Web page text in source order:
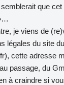
que cet
je viens de
légales du site
cette adresse
passage, du
à craindre si